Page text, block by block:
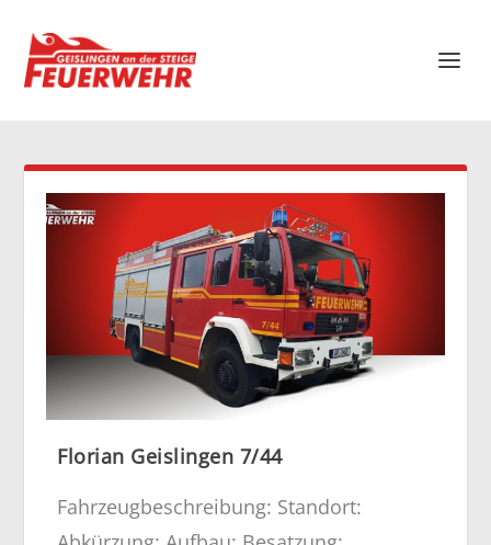
Florian Geislingen 7/44
Fahrzeugbeschreibung: Standort: